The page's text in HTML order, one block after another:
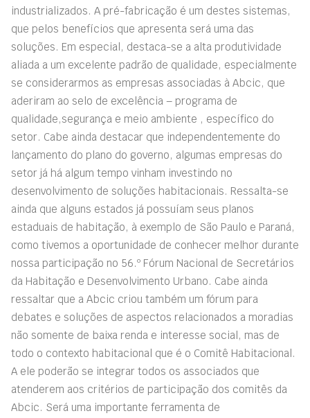
industrializados. A pré-fabricação é um destes sistemas,
que pelos benefícios que apresenta será uma das
soluções. Em especial, destaca-se a alta produtividade
aliada a um excelente padrão de qualidade, especialmente
se considerarmos as empresas associadas à Abcic, que
aderiram ao selo de excelência – programa de
qualidade,segurança e meio ambiente , específico do
setor. Cabe ainda destacar que independentemente do
lançamento do plano do governo, algumas empresas do
setor já há algum tempo vinham investindo no
desenvolvimento de soluções habitacionais. Ressalta-se
ainda que alguns estados já possuíam seus planos
estaduais de habitação, à exemplo de São Paulo e Paraná,
como tivemos a oportunidade de conhecer melhor durante
nossa participação no 56.º Fórum Nacional de Secretários
da Habitação e Desenvolvimento Urbano. Cabe ainda
ressaltar que a Abcic criou também um fórum para
debates e soluções de aspectos relacionados a moradias
não somente de baixa renda e interesse social, mas de
todo o contexto habitacional que é o Comitê Habitacional.
A ele poderão se integrar todos os associados que
atenderem aos critérios de participação dos comitês da
Abcic. Será uma importante ferramenta de